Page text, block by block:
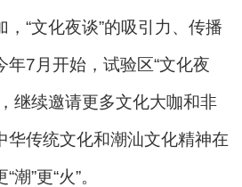
“文化夜谈”的吸引力、传播
年7月开始，试验区“文化夜
继续邀请更多文化大咖和非
华传统文化和潮汕文化精神在
”更“火”。